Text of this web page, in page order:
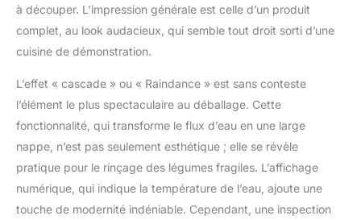
montage par le haut, un
montage encastré ou
configuration de cuisine.
Beau et pratique
L'évier adopte un design
étagé unique, plaçant
intelligemment le bac de
drainage et la planche à
découper dans le même
à découper. L’impression générale est celle d’un produit
complet, au look audacieux, qui semble tout droit sorti d’une
cuisine de démonstration.
L’effet « cascade » ou « Raindance » est sans conteste
l’élément le plus spectaculaire au déballage. Cette
fonctionnalité, qui transforme le flux d’eau en une large
nappe, n’est pas seulement esthétique ; elle se révèle
pratique pour le rinçage des légumes fragiles. L’affichage
numérique, qui indique la température de l’eau, ajoute une
touche de modernité indéniable. Cependant, une inspection